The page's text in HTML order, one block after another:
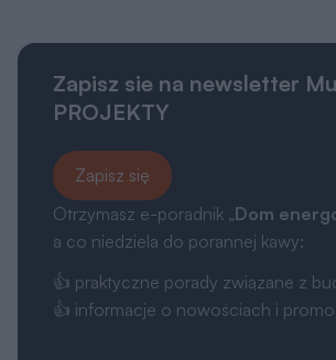
Zapisz sie na newsletter
PROJEKTY
Zapisz się
Otrzymasz e-poradnik „Dom
a co niedziela do porannej kawy:
👍 praktyczne porady związane z
👍 informacje o nowościach i